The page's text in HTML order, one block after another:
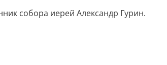
собора иерей Александр Гурин.